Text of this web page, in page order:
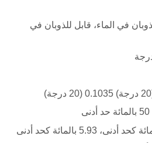
في الماء، قابل للذوبان في
20 درجة) 0.1035 (20 درجة)